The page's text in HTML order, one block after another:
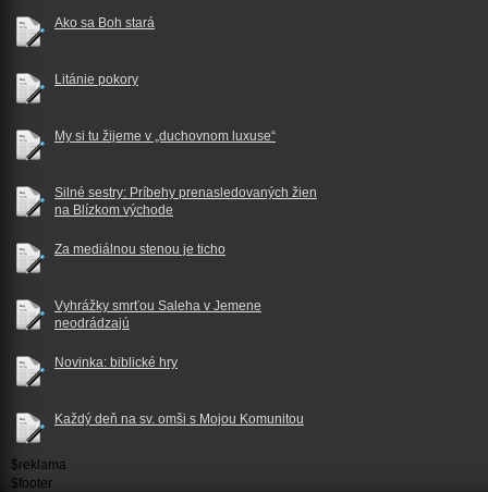
Ako sa Boh stará
Litánie pokory
My si tu žijeme v „duchovnom luxuse“
Silné sestry: Príbehy prenasledovaných žien
na Blízkom východe
Za mediálnou stenou je ticho
Vyhrážky smrťou Saleha v Jemene
neodrádzajú
Novinka: biblické hry
Každý deň na sv. omši s Mojou Komunitou
$reklama
$footer